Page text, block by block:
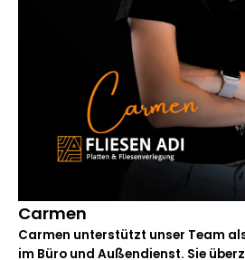
Carmen
Carmen unterstützt unser Team
im Büro und Außendienst. Sie